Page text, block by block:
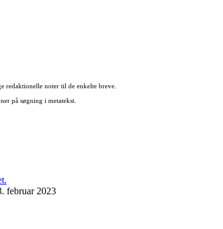
redaktionelle noter til de enkelte breve.
på søgning i metatekst.
februar 2023